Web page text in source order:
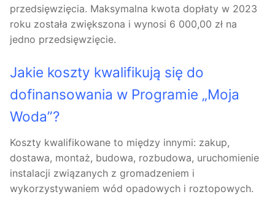
przedsięwzięcia. Maksymalna kwota dopłaty w 2023
roku została zwiększona i wynosi 6 000,00 zł na
jedno przedsięwzięcie.
Jakie koszty kwalifikują się do
dofinansowania w Programie „Moja
Woda”?
Koszty kwalifikowane to między innymi: zakup,
dostawa, montaż, budowa, rozbudowa, uruchomienie
instalacji związanych z gromadzeniem i
wykorzystywaniem wód opadowych i roztopowych.